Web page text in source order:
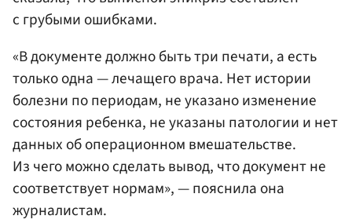
с грубыми ошибками.
«В документе должно быть три печати, а есть
только одна — лечащего врача. Нет истории
болезни по периодам, не указано изменение
состояния ребенка, не указаны патологии и нет
данных об операционном вмешательстве.
Из чего можно сделать вывод, что документ не
соответствует нормам», — пояснила она
журналистам.